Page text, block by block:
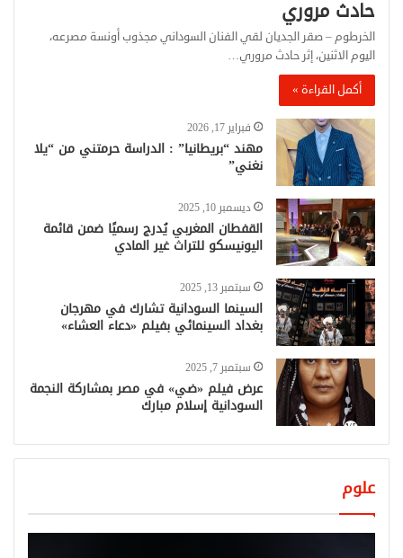
حادث مروري
الخرطوم – صقر الجديان لقي الفنان السوداني مجذوب أونسة مصرعه،
اليوم الاثنين، إثر حادث مروري…
أكمل القراءة »
فبراير 17, 2026
مهند “بريطانيا” : الدراسة حرمتني من “يلا
نغني”
ديسمبر 10, 2025
القفطان المغربي يُدرج رسميًا ضمن قائمة
اليونيسكو للتراث غير المادي
سبتمبر 13, 2025
السينما السودانية تشارك في مهرجان
بغداد السينمائي بفيلم «دعاء العشاء»
سبتمبر 7, 2025
عرض فيلم «ضي» في مصر بمشاركة النجمة
السودانية إسلام مبارك
علوم